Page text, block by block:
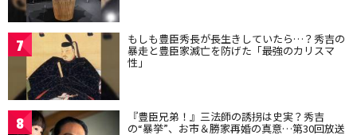
7 もしも豊臣秀長が長生きしていたら…？秀吉の
暴走と豊臣家滅亡を防げた「最強のカリスマ
性」
8 『豊臣兄弟！』三法師の誘拐は史実？秀吉
の“暴挙”、お市＆勝家再婚の真意…第30回放送